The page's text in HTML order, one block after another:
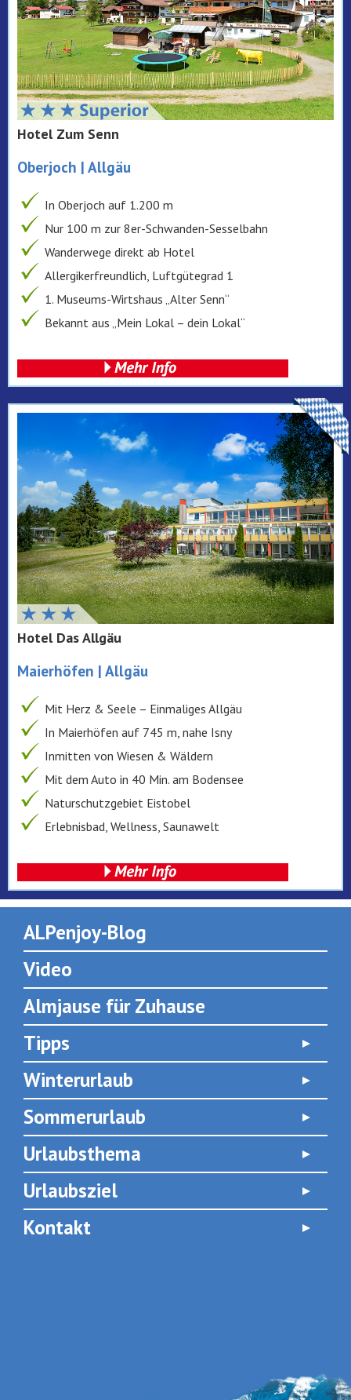
Hotel Zum Senn
Oberjoch | Allgäu
In Oberjoch auf 1.200 m
Nur 100 m zur 8er-Schwanden-Sesselbahn
Wanderwege direkt ab Hotel
Allergikerfreundlich, Luftgütegrad 1
1. Museums-Wirtshaus „Alter Senn“
Bekannt aus „Mein Lokal – dein Lokal“
Hotel Das Allgäu
Maierhöfen | Allgäu
Mit Herz & Seele – Einmaliges Allgäu
In Maierhöfen auf 745 m, nahe Isny
Inmitten von Wiesen & Wäldern
Mit dem Auto in 40 Min. am Bodensee
Naturschutzgebiet Eistobel
Erlebnisbad, Wellness, Saunawelt
ALPenjoy-Blog
Video
Almjause für Zuhause
Tipps
Winterurlaub
Sommerurlaub
Urlaubsthema
Urlaubsziel
Kontakt